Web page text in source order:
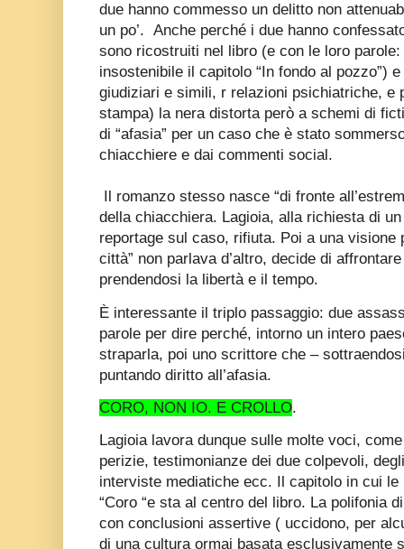
due hanno commesso un delitto non
un po’. Anche perché i due hanno
sono ricostruiti nel libro (e con le loro
insostenibile il capitolo “In fondo al pozzo”)
giudiziari e simili, r relazioni psichiatriche, e
stampa) la nera distorta però a schemi di
di “afasia” per un caso che è stato
chiacchiere e dai commenti social.
Il romanzo stesso nasce “di fronte
della chiacchiera. Lagioia, alla richiesta di
reportage sul caso, rifiuta. Poi a una visione
città” non parlava d’altro, decide di
prendendosi la libertà e il tempo.
È interessante il triplo passaggio: due
parole per dire perché, intorno un intero
straparla, poi uno scrittore che –
puntando diritto all’afasia.
CORO, NON IO. E CROLLO.
Lagioia lavora dunque sulle molte voci,
perizie, testimonianze dei due colpevoli,
interviste mediatiche ecc. Il capitolo in cui
“Coro “e sta al centro del libro. La polifonia
con conclusioni assertive ( uccidono, per
di una cultura ormai basata esclusivamente